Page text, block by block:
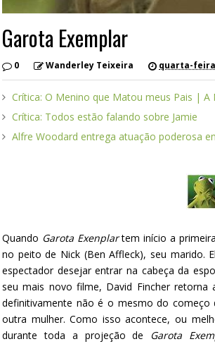
Garota Exemplar
0 Wanderley Teixeira quarta-
Crítica: O Menino que Matou meus Pais | A
Crítica: Todos estão falando sobre Jamie
Alfre Woodard entrega atuação poderosa
Quando Garota Exenplartem início a
no peito de Nick (Ben Affleck), seu marido.
espectador desejar entrar na cabeça da
seu mais novo filme, David Fincher
definitivamente não é o mesmo do
outra mulher. Como isso acontece, ou
durante toda a projeção de Garota